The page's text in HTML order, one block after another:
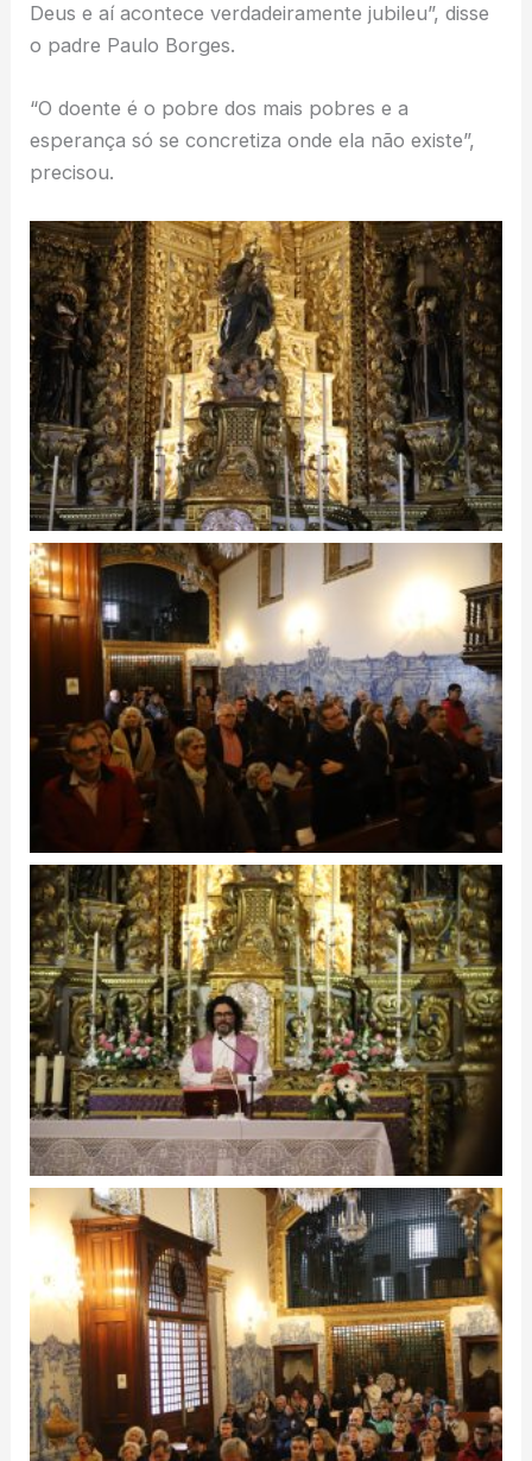
Deus e aí acontece verdadeiramente jubileu”, disse
o padre Paulo Borges.
“O doente é o pobre dos mais pobres e a
esperança só se concretiza onde ela não existe”,
precisou.